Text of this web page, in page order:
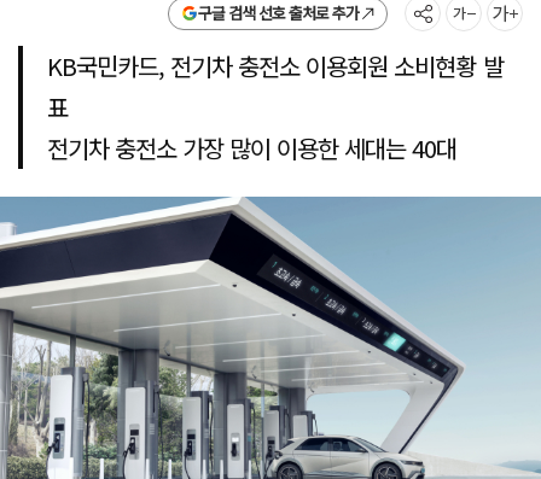
구글 검색 선호 출처로 추가
KB국민카드, 전기차 충전소 이용회원 소비현황 발
표
전기차 충전소 가장 많이 이용한 세대는 40대